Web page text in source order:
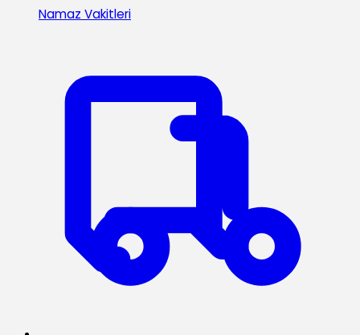
Namaz Vakitleri